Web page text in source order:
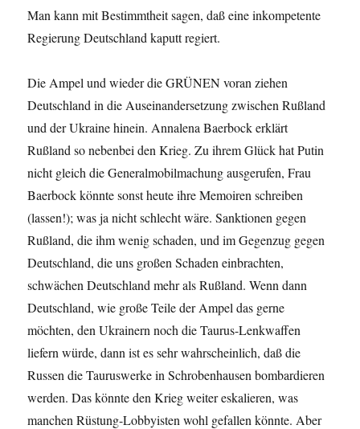
Man kann mit Bestimmtheit sagen, daß eine inkompetente
Regierung Deutschland kaputt regiert.
Die Ampel und wieder die GRÜNEN voran ziehen
Deutschland in die Auseinandersetzung zwischen Rußland
und der Ukraine hinein. Annalena Baerbock erklärt
Rußland so nebenbei den Krieg. Zu ihrem Glück hat Putin
nicht gleich die Generalmobilmachung ausgerufen, Frau
Baerbock könnte sonst heute ihre Memoiren schreiben
(lassen!); was ja nicht schlecht wäre. Sanktionen gegen
Rußland, die ihm wenig schaden, und im Gegenzug gegen
Deutschland, die uns großen Schaden einbrachten,
schwächen Deutschland mehr als Rußland. Wenn dann
Deutschland, wie große Teile der Ampel das gerne
möchten, den Ukrainern noch die Taurus-Lenkwaffen
liefern würde, dann ist es sehr wahrscheinlich, daß die
Russen die Tauruswerke in Schrobenhausen bombardieren
werden. Das könnte den Krieg weiter eskalieren, was
manchen Rüstung-Lobbyisten wohl gefallen könnte. Aber